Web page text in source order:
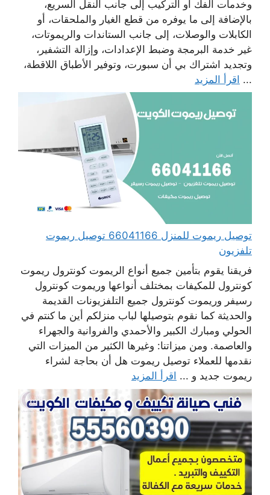
وخدمات الفك أو التركيب إلى جانب النقل السريع،
بالإضافة إلى ما يوفره من قطع الغيار والملحقات، أو
الكابلات والوصلات، إلى جانب الستاندات والريموتات،
غير خدمة البرمجة وضبط الإعدادات، وإزالة التشفير،
وتجديد اشتراك بي أن سبورت، وتوفير الأطباق اللاقطة،
... اقرأ المزيد
توصيل ريموت للمنزل 66041166 توصيل ريموت
تلفزيون
فريقنا يقوم بتأمين جميع أنواع الريموت كونترول ريموت
كونترول للمكيفات بمختلف أنواعها وريموت كونترول
رسيفر وريموت كونترول جميع التلفزيونات القديمة
والحديثة كما نقوم بتوصيلها لباب منزلكم أين ما كنتم في
الحولي ومبارك الكبير والأحمدي والفروانية والجهراء
والعاصمة. ومن ميزاتنا: وغيرها الكثير من الميزات التي
نقدمها للعملاء توصيل ريموت هل أن بحاجة لشراء
ريموت جديد و ... اقرأ المزيد